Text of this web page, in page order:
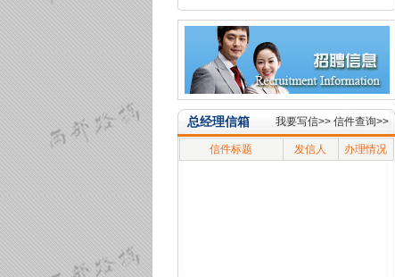
总经理信箱 我要写信>> 信件查询>>
信件标题 发信人 办理情况